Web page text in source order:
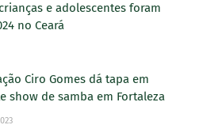
e adolescentes foram
no Ceará
Ciro Gomes dá tapa em
show de samba em Fortaleza